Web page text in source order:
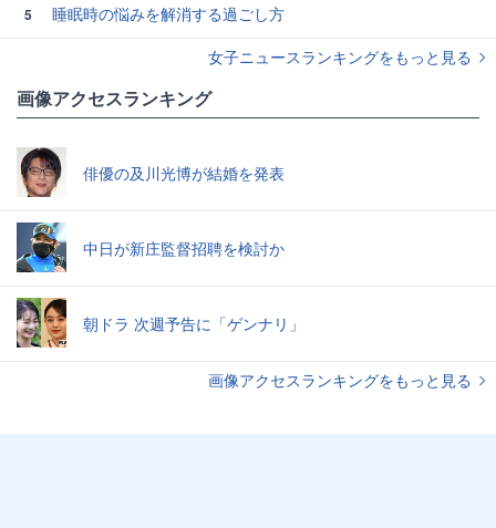
5
睡眠時の悩みを解消する過ごし方
女子ニュースランキングをもっと見る
画像アクセスランキング
俳優の及川光博が結婚を発表
中日が新庄監督招聘を検討か
朝ドラ 次週予告に「ゲンナリ」
画像アクセスランキングをもっと見る